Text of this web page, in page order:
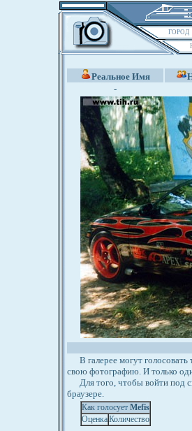
ГОРОД
Реальное Имя
-
В галерее могут голосовать
свою фотографию. И только
Для того, чтобы войти под
браузере.
Как голосует Mefis
ОценкаКоличество